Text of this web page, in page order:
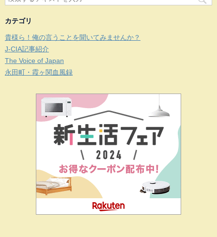
カテゴリ
貴様ら！俺の言うことを聞いてみませんか？
J-CIA記事紹介
The Voice of Japan
永田町・霞ヶ関血風録